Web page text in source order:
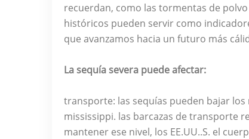
recuerdan, como las tormentas de
históricos pueden servir como
que avanzamos hacia un futuro más
La sequía severa puede afectar:
transporte: las sequías pueden bajar
mississippi. las barcazas de transporte
mantener ese nivel, los EE.UU..S. el